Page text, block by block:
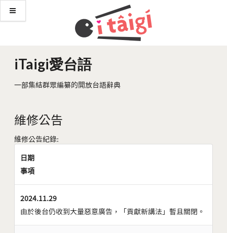
iTaigi愛台語
一部集結群眾編纂的開放台語辭典
維修公告
維修公告紀錄:
日期
事項
2024.11.29
由於後台仍收到大量惡意廣告，「貢獻新講法」暫且關閉。